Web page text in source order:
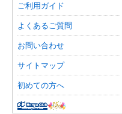
ご利用ガイド
よくあるご質問
お問い合わせ
サイトマップ
初めての方へ